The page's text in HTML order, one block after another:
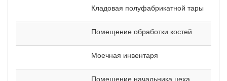
Кладовая полуфабрикатной тары
Помещение обработки костей
Моечная инвентаря
Помещение начальника цеха